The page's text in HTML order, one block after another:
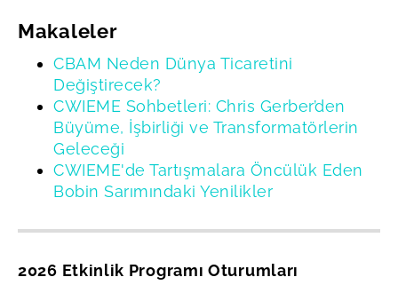
Makaleler
CBAM Neden Dünya Ticaretini
Değiştirecek?
CWIEME Sohbetleri: Chris Gerber’den
Büyüme, İşbirliği ve Transformatörlerin
Geleceği
CWIEME'de Tartışmalara Öncülük Eden
Bobin Sarımındaki Yenilikler
2026 Etkinlik Programı Oturumları